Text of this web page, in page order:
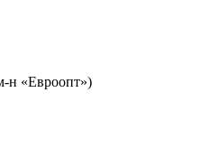
н «Евроопт»)